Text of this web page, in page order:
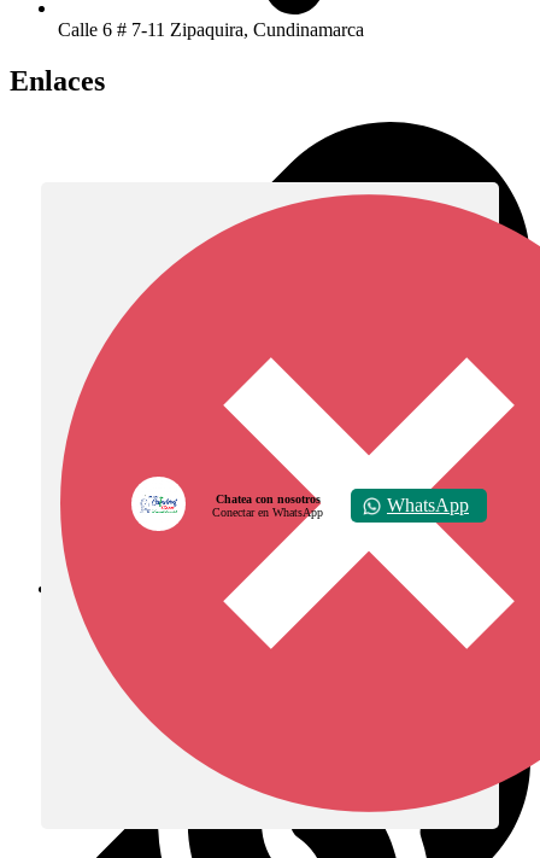
Calle 6 # 7-11 Zipaquira, Cundinamarca
Enlaces
Diócesis de Zipaquirá
Chatea con nosotros
Conectar en WhatsApp
WhatsApp